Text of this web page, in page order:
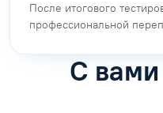
После итогового
профессиональной
С вами